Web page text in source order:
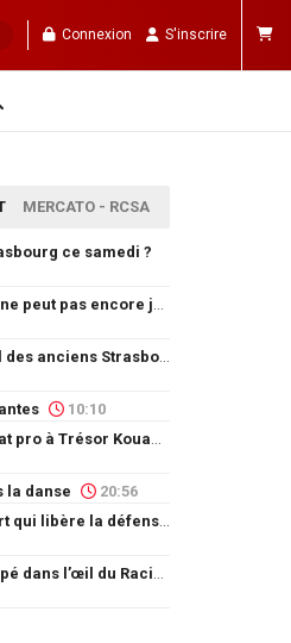
Connexion S'inscrire
MERCATO - RCSA
ce samedi ?
10:10
la danse
20:56